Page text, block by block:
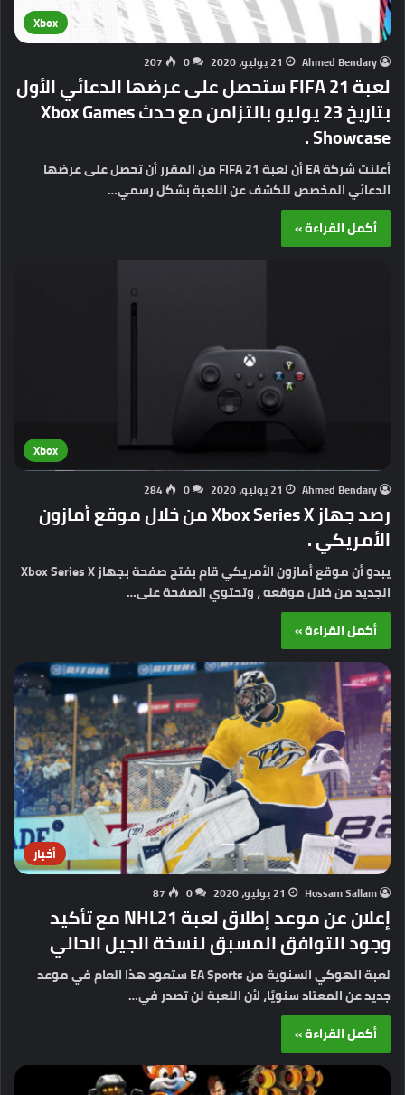
Xbox
Ahmed Bendary 21 يوليو، 2020 0
207
لعبة FIFA 21 ستحصل على عرضها الدعائي الأول
بتاريخ 23 يوليو بالتزامن مع حدث Xbox Games
Showcase .
أعلنت شركة EA أن لعبة FIFA 21 من المقرر أن تحصل على عرضها
الدعائي المخصص للكشف عن اللعبة بشكل رسمي…
أكمل القراءة »
Xbox
Ahmed Bendary 21 يوليو، 2020 0
284
رصد جهاز Xbox Series X من خلال موقع أمازون
الأمريكي .
يبدو أن موقع أمازون الأمريكي قام بفتح صفحة بجهاز Xbox Series X
الجديد من خلال موقعه ، وتحتوي الصفحة على…
أكمل القراءة »
أخبار
Hossam Sallam 21 يوليو، 2020 0
87
إعلان عن موعد إطلاق لعبة NHL21 مع تأكيد
وجود التوافق المسبق لنسخة الجيل الحالي
لعبة الهوكي السنوية من EA Sports ستعود هذا العام في موعد
جديد عن المعتاد سنويًا، لأن اللعبة لن تصدر في…
أكمل القراءة »